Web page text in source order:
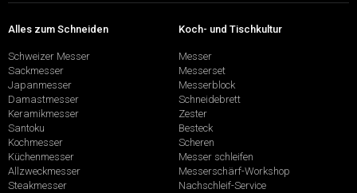
Alles zum Schneiden
Schweizer Messer
Sackmesser
Japanmesser
Damastmesser
Keramikmesser
Santoku
Kochmesser
Küchenmesser
Allzweckmesser
Steakmesser
Koch- und Tischkultur
Messer
Messerset
Messerblock
Schneidebrett
Zester
Besteck
Scheren
Messer schleifen
Messerschärf-Workshop
Nachschleif-Service